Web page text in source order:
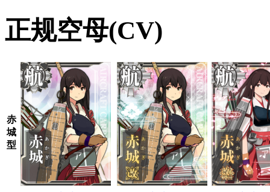
正规空母(CV)
赤
城
型